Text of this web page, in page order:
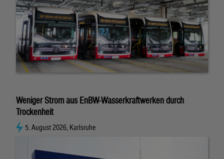
Weniger Strom aus EnBW-Wasserkraftwerken durch
Trockenheit
5. August 2026, Karlsruhe